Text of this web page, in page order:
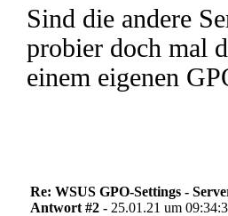
Sind die andere
probier doch mal
einem eigenen
Re: WSUS GPO-Settings -
Antwort #2 - 25.01.21 um